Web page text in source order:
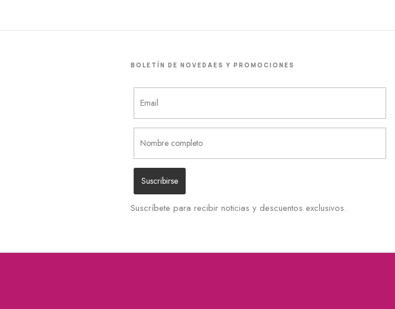
BOLETÍN DE NOVEDAES Y PROMOCIONES
Suscríbete para recibir noticias y descuentos exclusivos.